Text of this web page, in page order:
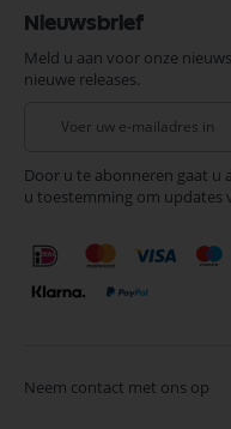
Nieuwsbrief
Meld u aan voor onze
nieuwe releases.
onze
nieuwsbrief
Door u te abonneren gaat u
u toestemming om updates
Neem contact met ons op